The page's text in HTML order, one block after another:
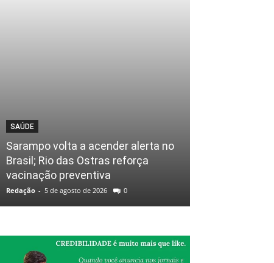
SAÚDE
Sarampo volta a acender alerta no
Brasil; Rio das Ostras reforça
vacinação preventiva
Redação - 5 de agosto de 2026 0